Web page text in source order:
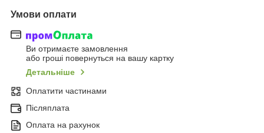
Умови оплати
Ви отримаєте замовлення
або гроші повернуться на вашу картку
Детальніше
Оплатити частинами
Післяплата
Оплата на рахунок